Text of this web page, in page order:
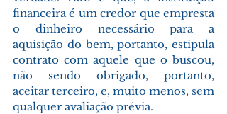
financeira é um credor que empresta
o dinheiro necessário para a
aquisição do bem, portanto, estipula
contrato com aquele que o buscou,
não sendo obrigado, portanto,
aceitar terceiro, e, muito menos, sem
qualquer avaliação prévia.